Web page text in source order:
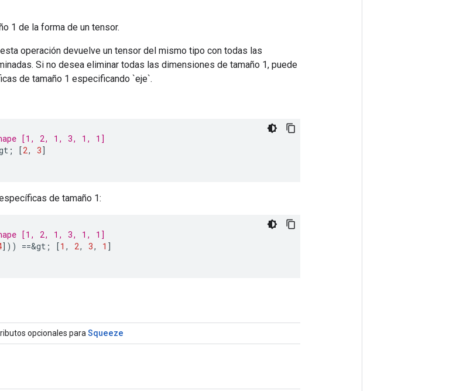
1 de la forma de un tensor.
operación devuelve un tensor del mismo tipo con todas las
Si no desea eliminar todas las dimensiones de tamaño 1, puede
de tamaño 1 especificando `eje`.
[1, 2, 1, 3, 1, 1]
; [2, 3]
de tamaño 1:
[1, 2, 1, 3, 1, 1]
])) ==&gt ; [1 , 2, 3, 1 ]
opcionales para Squeeze